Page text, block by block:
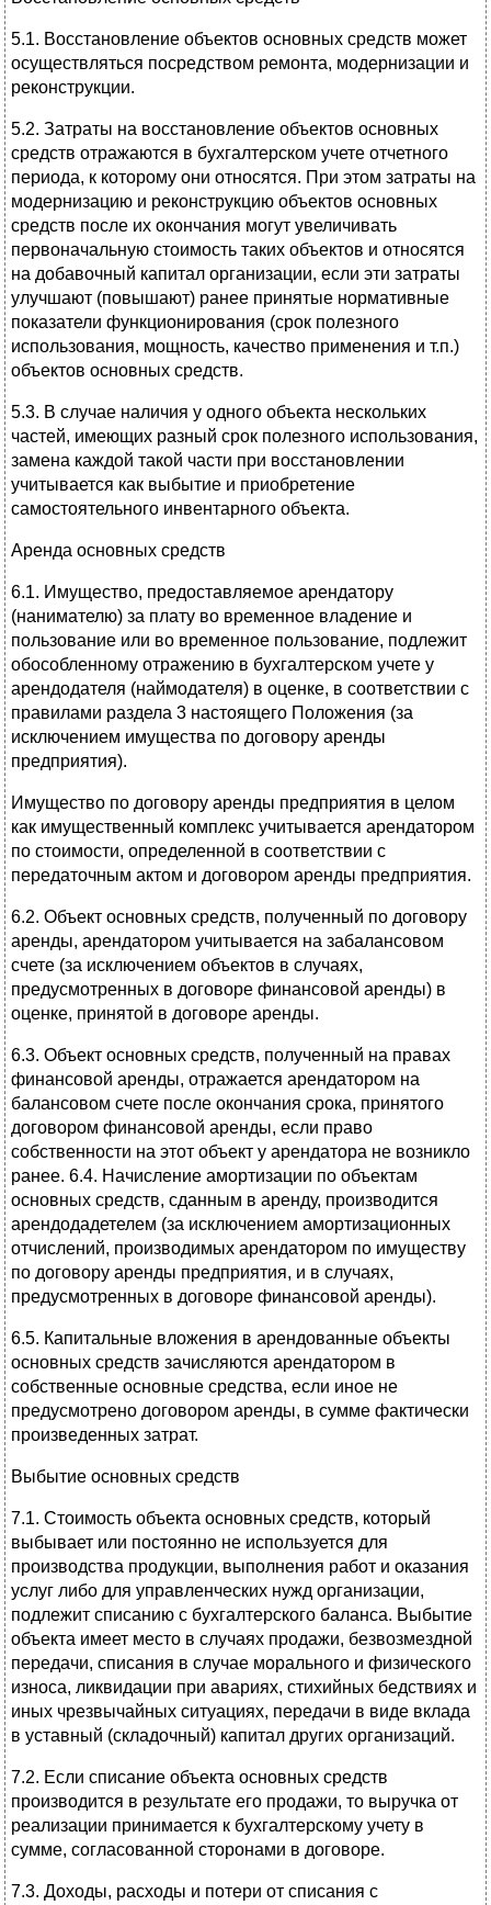
5.1. Восстановление объектов основных средств может
осуществляться посредством ремонта, модернизации и
реконструкции.
5.2. Затраты на восстановление объектов основных
средств отражаются в бухгалтерском учете отчетного
периода, к которому они относятся. При этом затраты на
модернизацию и реконструкцию объектов основных
средств после их окончания могут увеличивать
первоначальную стоимость таких объектов и относятся
на добавочный капитал организации, если эти затраты
улучшают (повышают) ранее принятые нормативные
показатели функционирования (срок полезного
использования, мощность, качество применения и т.п.)
объектов основных средств.
5.3. В случае наличия у одного объекта нескольких
частей, имеющих разный срок полезного использования,
замена каждой такой части при восстановлении
учитывается как выбытие и приобретение
самостоятельного инвентарного объекта.
Аренда основных средств
6.1. Имущество, предоставляемое арендатору
(нанимателю) за плату во временное владение и
пользование или во временное пользование, подлежит
обособленному отражению в бухгалтерском учете у
арендодателя (наймодателя) в оценке, в соответствии с
правилами раздела 3 настоящего Положения (за
исключением имущества по договору аренды
предприятия).
Имущество по договору аренды предприятия в целом
как имущественный комплекс учитывается арендатором
по стоимости, определенной в соответствии с
передаточным актом и договором аренды предприятия.
6.2. Объект основных средств, полученный по договору
аренды, арендатором учитывается на забалансовом
счете (за исключением объектов в случаях,
предусмотренных в договоре финансовой аренды) в
оценке, принятой в договоре аренды.
6.3. Объект основных средств, полученный на правах
финансовой аренды, отражается арендатором на
балансовом счете после окончания срока, принятого
договором финансовой аренды, если право
собственности на этот объект у арендатора не возникло
ранее. 6.4. Начисление амортизации по объектам
основных средств, сданным в аренду, производится
арендодадетелем (за исключением амортизационных
отчислений, производимых арендатором по имуществу
по договору аренды предприятия, и в случаях,
предусмотренных в договоре финансовой аренды).
6.5. Капитальные вложения в арендованные объекты
основных средств зачисляются арендатором в
собственные основные средства, если иное не
предусмотрено договором аренды, в сумме фактически
произведенных затрат.
Выбытие основных средств
7.1. Стоимость объекта основных средств, который
выбывает или постоянно не используется для
производства продукции, выполнения работ и оказания
услуг либо для управленческих нужд организации,
подлежит списанию с бухгалтерского баланса. Выбытие
объекта имеет место в случаях продажи, безвозмездной
передачи, списания в случае морального и физического
износа, ликвидации при авариях, стихийных бедствиях и
иных чрезвычайных ситуациях, передачи в виде вклада
в уставный (складочный) капитал других организаций.
7.2. Если списание объекта основных средств
производится в результате его продажи, то выручка от
реализации принимается к бухгалтерскому учету в
сумме, согласованной сторонами в договоре.
7.3. Доходы, расходы и потери от списания с